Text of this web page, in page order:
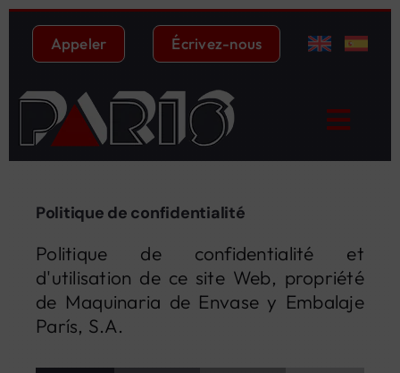
Skip
content
Appeler Écrivez-nous
Machines
Types d’emballages
Qui sommes-nous ?
Politique de confidentialité
Politique de confidentialité et
d'utilisation de ce site Web, propriété
de Maquinaria de Envase y Embalaje
París, S.A.